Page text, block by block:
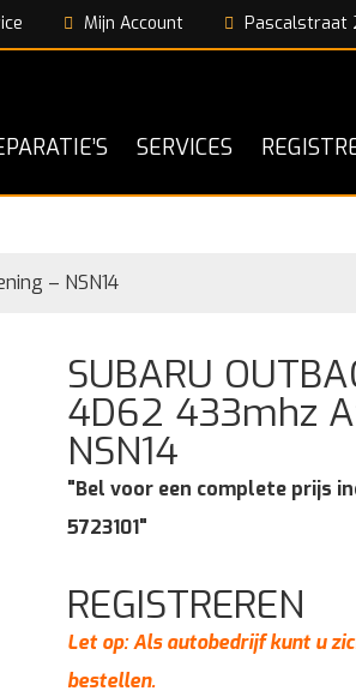
Mijn Account Pascalstraat
SERVICES
– NSN14
SUBARU
4D62 433mhz
NSN14
"Bel voor een complete prijs
5723101"
REGISTREREN
Let op: Als autobedrijf kunt u
bestellen.